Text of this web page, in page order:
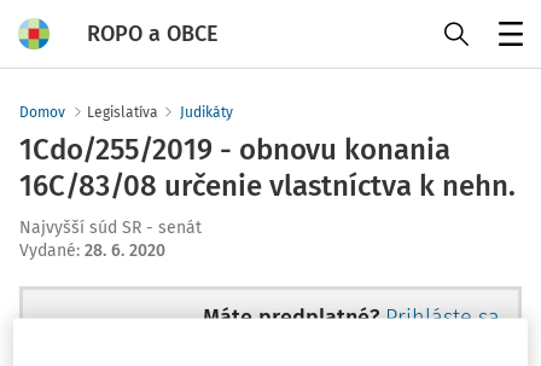
ROPO a OBCE
Domov Legislatíva Judikáty
1Cdo/255/2019 - obnovu konania
16C/83/08 určenie vlastníctva k nehn.
Najvyšší súd SR - senát
Vydané: 28. 6. 2020
Máte predplatné? Prihláste sa